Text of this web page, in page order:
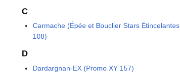
C
Carmache (Épée et Bouclier Stars Étincelantes
108)
D
Dardargnan-EX (Promo XY 157)